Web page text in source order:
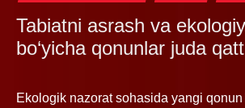
Tabiatni asrash va
bo‘yicha qonunlar juda
Ekologik nazorat sohasida yangi